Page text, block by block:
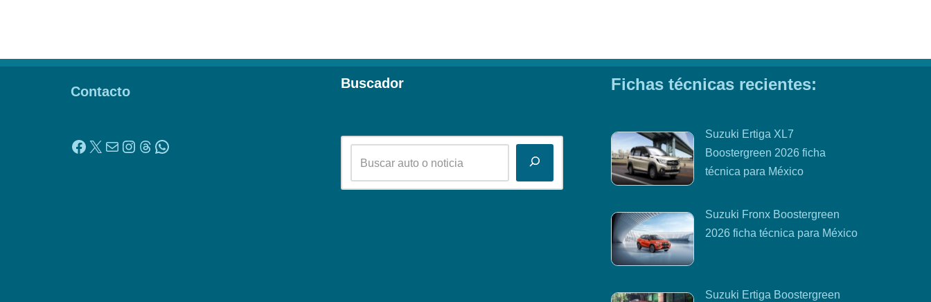
Contacto
Buscador Fichas técnicas recientes:
Suzuki Ertiga XL7
Boostergreen 2026 ficha
técnica para México
Suzuki Fronx Boostergreen
2026 ficha técnica para México
Suzuki Ertiga Boostergreen